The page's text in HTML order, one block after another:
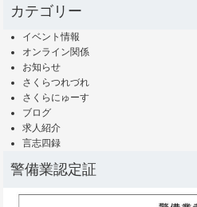
カテゴリー
イベント情報
オンライン関係
お知らせ
さくらつれづれ
さくらにゅーす
ブログ
求人紹介
言志四録
警備業認定証